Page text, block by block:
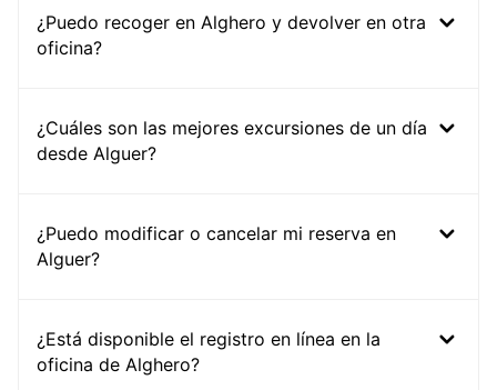
¿Puedo recoger en Alghero y devolver en otra
oficina?
¿Cuáles son las mejores excursiones de un día
desde Alguer?
¿Puedo modificar o cancelar mi reserva en
Alguer?
¿Está disponible el registro en línea en la
oficina de Alghero?